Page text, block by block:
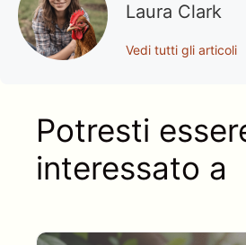
Laura Clark
Vedi tutti gli articoli
Potresti
interessato a